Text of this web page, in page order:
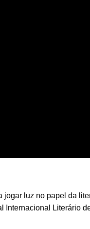
luz no papel da
Internacional Literário